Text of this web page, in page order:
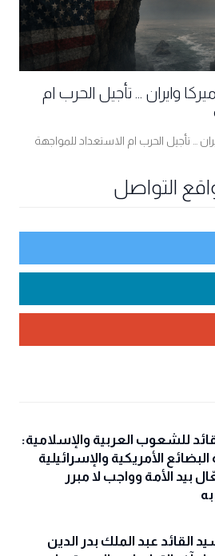
وايران ... تأجيل الحرب ام
... تأجيل الحرب ام الاستعداد للمواجهة
التواصل
للشعوب العربية والإسلامية:
الأمريكية والإسرائيلية
بيد الأمة وواجب لا مبرر
القائد عبد الملك بدر الدين